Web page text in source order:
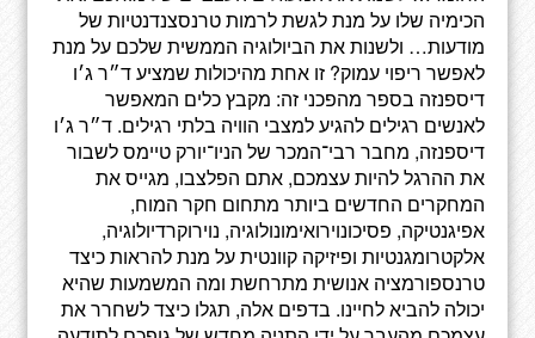
הכימיה שלו על מנת לגשת לרמות טרנסצנדנטיות של
מודעות… ולשנות את הביולוגיה הממשית שלכם על מנת
לאפשר ריפוי עמוק? זו אחת מהיכולות שמציע ד״ר ג׳ו
דיספנזה בספר מהפכני זה: מקבץ כלים המאפשר
לאנשים רגילים להגיע למצבי הוויה בלתי רגילים. ד״ר ג׳ו
דיספנזה, מחבר רבי־המכר של הניו־יורק טיימס לשבור
את ההרגל להיות עצמכם, אתם הפלצבו, מגייס את
המחקרים החדשים ביותר מתחום חקר המוח,
אפיגנטיקה, פסיכונוירואימונולוגיה, נוירוקרדיולוגיה,
אלקטרומגנטיות ופיזיקה קוונטית על מנת להראות כיצד
טרנספורמציה אנושית מתרחשת ומה המשמעות שהיא
יכולה להביא לחיינו. בדפים אלה, תגלו כיצד לשחרר את